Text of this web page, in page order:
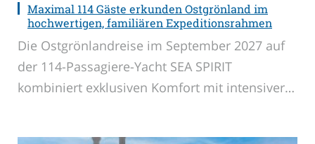
Maximal 114 Gäste erkunden Ostgrönland im
hochwertigen, familiären Expeditionsrahmen
Die Ostgrönlandreise im September 2027 auf
der 114-Passagiere-Yacht SEA SPIRIT
kombiniert exklusiven Komfort mit intensiver…